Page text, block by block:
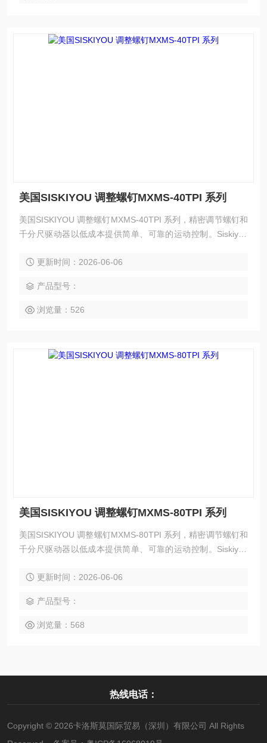
美国SISKIYOU 调整螺钉MXMS-40TPI 系列
美国SISKIYOU 调整螺钉MXMS-40TPI 系列，精密调节螺钉和
千分尺驱动器以低成本提供简单、可靠的运动控制。Siskiyou
装具有 3/8“ 致动器孔的线性平移平台的千分尺驱动器。差动螺
更新时间：2026-06-06
产品型号：
浏览量：526
美国SISKIYOU 调整螺钉MXMS-80TPI 系列
美国SISKIYOU 调整螺钉MXMS-80TPI 系列，精密调节螺钉和
千分尺驱动器以低成本提供简单、可靠的运动控制。Siskiyou
装具有 3/8“ 致动器孔的线性平移平台的千分尺驱动器。差动螺
更新时间：2026-06-06
产品型号：
浏览量：568
热线电话：
Copyright © 2026卡洛斯莫国际贸易（深圳）有限公司 All Rights